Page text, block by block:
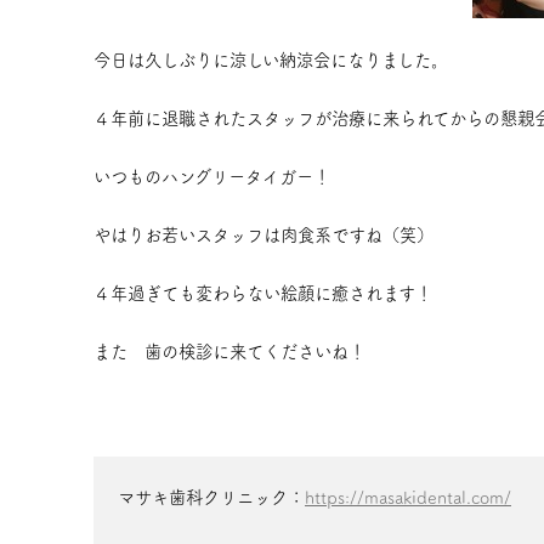
今日は久しぶりに涼しい納涼会になりました。
４年前に退職されたスタッフが治療に来られてからの懇親
いつものハングリータイガー！
やはりお若いスタッフは肉食系ですね（笑）
４年過ぎても変わらない絵顔に癒されます！
また 歯の検診に来てくださいね！
マサキ歯科クリニック： https://masakidental.com/